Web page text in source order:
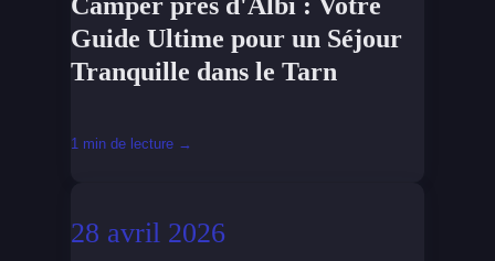
Guide Ultime pour un Séjour
Tranquille dans le Tarn
1 min de lecture →
28 avril 2026